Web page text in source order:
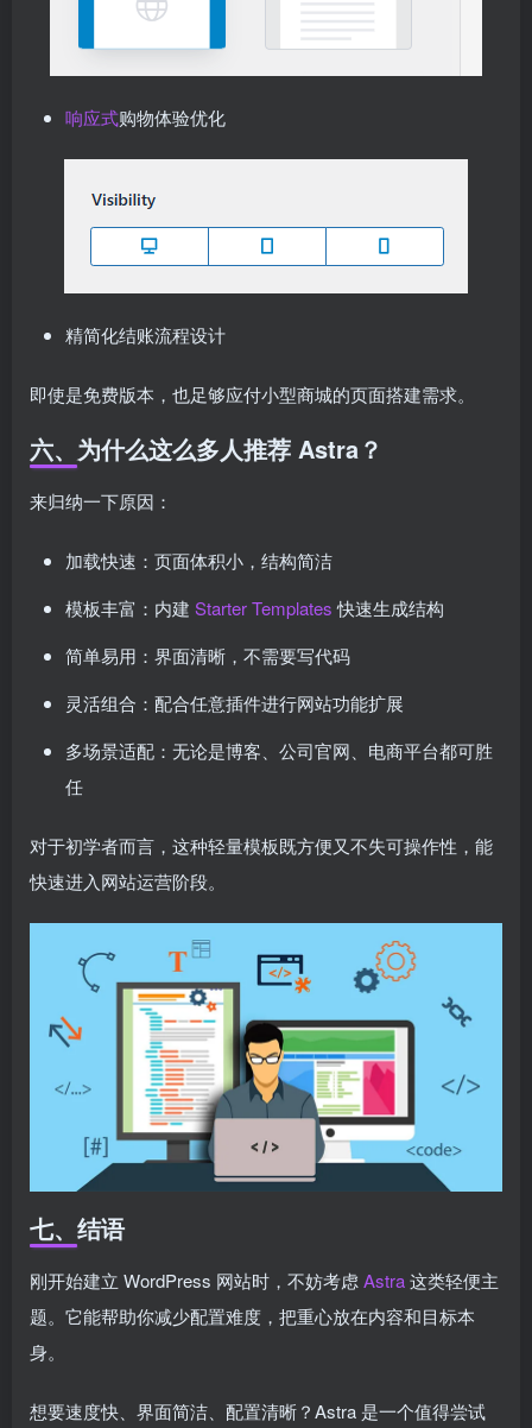
响应式购物体验优化
精简化结账流程设计
即使是免费版本，也足够应付小型商城的页面搭建需求。
六、为什么这么多人推荐 Astra？
来归纳一下原因：
加载快速：页面体积小，结构简洁
模板丰富：内建 Starter Templates快速生成结构
简单易用：界面清晰，不需要写代码
灵活组合：配合任意插件进行网站功能扩展
多场景适配：无论是博客、公司官网、电商平台都可胜
任
对于初学者而言，这种轻量模板既方便又不失可操作性，能
快速进入网站运营阶段。
七、结语
刚开始建立 WordPress 网站时，不妨考虑Astra这类轻便主
题。它能帮助你减少配置难度，把重心放在内容和目标本
身。
想要速度快、界面简洁、配置清晰？Astra 是一个值得尝试